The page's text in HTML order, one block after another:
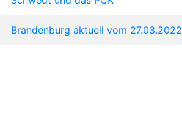
Brandenburg aktuell vom 27.03.2022